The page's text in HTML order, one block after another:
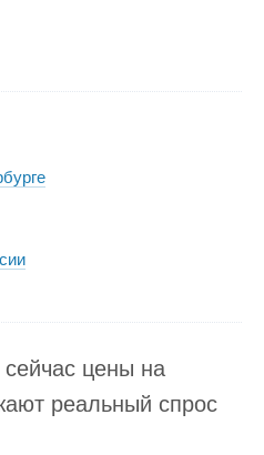
цены на
реальный спрос